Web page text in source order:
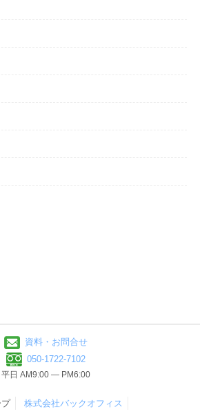
資料・お問合せ
050-1722-7102
平日 AM9:00 ― PM6:00
株式会社バックオフィス